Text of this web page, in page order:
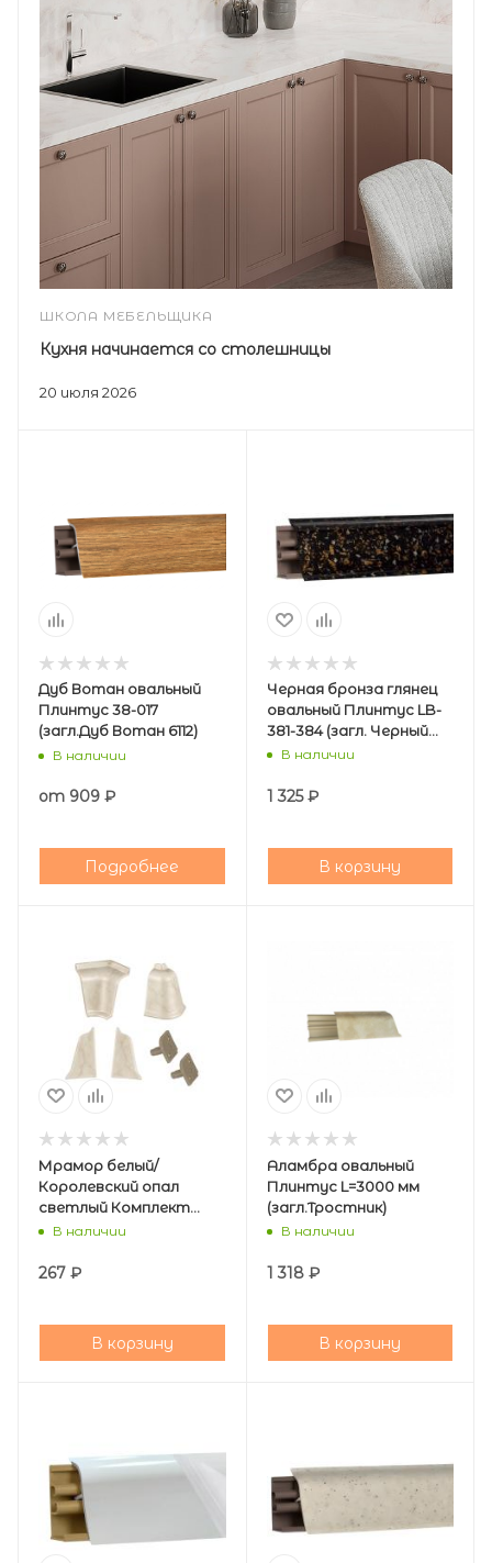
ШКОЛА МЕБЕЛЬЩИКА
20 июля 2026
Кухня начинается со столешницы
Дуб Вотан овальный
Плинтус 38-017
(загл.Дуб Вотан 6112)
В наличии
от 909 ₽
Подробнее
Черная бронза глянец
овальный Плинтус LB-
381-384 (загл. Черный
459)В наличии
1 325₽
В корзину
Мрамор белый/
Королевский опал
светлый Комплект
крашенных
В наличии
267 ₽
В корзину
Аламбра овальный
Плинтус L=3000 мм
(загл.Тростник)
В наличии
1 318₽
В корзину